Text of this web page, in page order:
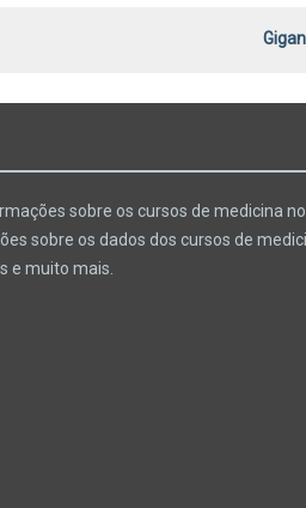
sobre os cursos de medicina no
sobre os dados dos cursos de
e muito mais.